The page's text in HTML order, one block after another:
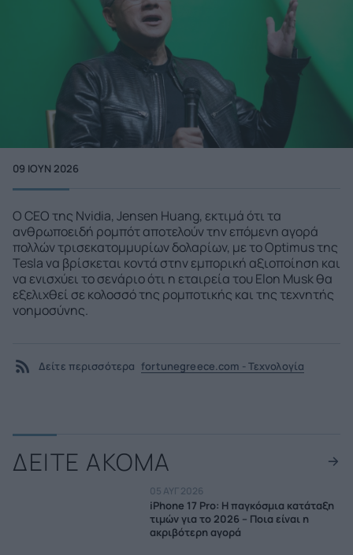
09 ΙΟΥΝ 2026
Ο CEO της Nvidia, Jensen Huang, εκτιμά ότι τα
ανθρωποειδή ρομπότ αποτελούν την επόμενη αγορά
πολλών τρισεκατομμυρίων δολαρίων, με το Optimus της
Tesla να βρίσκεται κοντά στην εμπορική αξιοποίηση και
να ενισχύει το σενάριο ότι η εταιρεία του Elon Musk θα
εξελιχθεί σε κολοσσό της ρομποτικής και της τεχνητής
νοημοσύνης.
Δείτε περισσότερα fortunegreece.com - Τεχνολογία
ΔΕΙΤΕ ΑΚΟΜΑ
05 ΑΥΓ 2026
iPhone 17 Pro: Η παγκόσμια κατάταξη
τιμών για το 2026 – Ποια είναι η
ακριβότερη αγορά